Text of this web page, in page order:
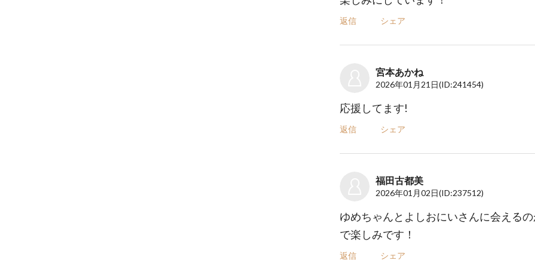
返信 シェア
宮本あかね
2026年01月21日(ID:241454)
応援してます!
返信 シェア
福田古都美
2026年01月02日(ID:237512)
ゆめちゃんとよしおにいさんに会える
で楽しみです！
返信 シェア